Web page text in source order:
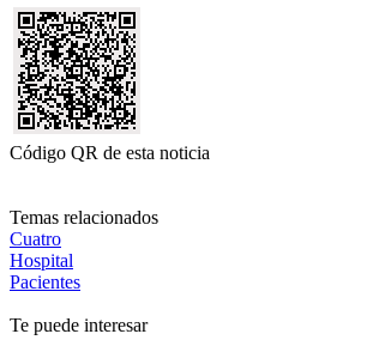
Código QR de esta noticia
Temas relacionados
Cuatro
Hospital
Pacientes
Te puede interesar